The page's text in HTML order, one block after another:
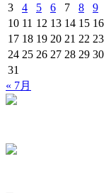
3
4 5 6 7 8
9
10 11 12 13 14 15 16
17 18 19 20 21 22 23
24 25 26 27 28 29 30
31
« 7月